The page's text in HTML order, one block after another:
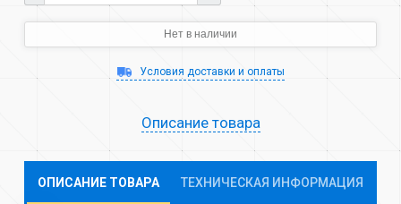
Нет в наличии
Условия доставки и оплаты
Описание товара
ОПИСАНИЕ ТОВАРА ТЕХНИЧЕСКАЯ ИНФОРМАЦИЯ